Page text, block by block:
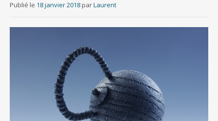
Publié le 18 janvier 2018 parLaurent